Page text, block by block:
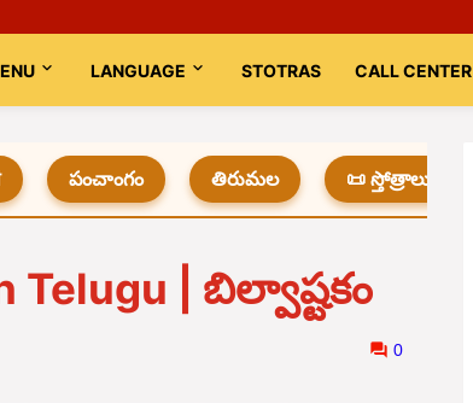
LANGUAGE STOTRAS CALL CENTER
పంచాంగం తిరుమల 📜 స్తోత్రాలు
Telugu | బిల్వాష్టకం
0